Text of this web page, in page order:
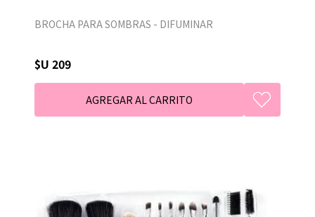
BROCHA PARA SOMBRAS - DIFUMINAR
$U 209